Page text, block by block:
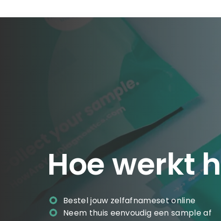
Hoe werkt
Bestel jouw zelfafnameset online
Neem thuis eenvoudig een sample af